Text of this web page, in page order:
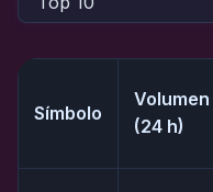
Símbolo
Volumen
(24 h)